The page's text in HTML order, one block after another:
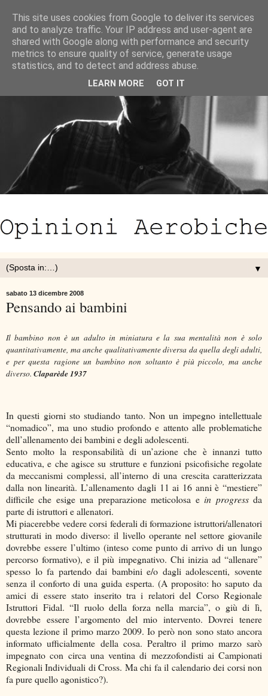
▼
sabato 13 dicembre 2008
Pensando ai bambini
Il bambino non è un adulto in miniatura e la sua mentalità non è solo
quantitativamente, ma anche qualitativamente diversa da quella degli adulti,
e per questa ragione un bambino non soltanto è più piccolo, ma anche
diverso. Claparède 1937
In questi giorni sto studiando tanto. Non un impegno intellettuale
“nomadico”, ma uno studio profondo e attento alle problematiche
dell’allenamento dei bambini e degli adolescenti.
Sento molto la responsabilità di un’azione che è innanzi tutto
educativa, e che agisce su strutture e funzioni psicofisiche regolate
da meccanismi complessi, all’interno di una crescita caratterizzata
dalla non linearità. L’allenamento dagli 11 ai 16 anni è “mestiere”
difficile che esige una preparazione meticolosa ein progressda
parte di istruttori e allenatori.
Mi piacerebbe vedere corsi federali di formazione istruttori/allenatori
strutturati in modo diverso: il livello operante nel settore giovanile
dovrebbe essere l’ultimo (inteso come punto di arrivo di un lungo
percorso formativo), e il più impegnativo. Chi inizia ad “allenare”
spesso lo fa partendo dai bambini e/o dagli adolescenti, sovente
senza il conforto di una guida esperta. (A proposito: ho saputo da
amici di essere stato inserito tra i relatori del Corso Regionale
Istruttori Fidal. “Il ruolo della forza nella marcia”, o giù di lì,
dovrebbe essere l’argomento del mio intervento. Dovrei tenere
questa lezione il primo marzo 2009. Io però non sono stato ancora
informato ufficialmente della cosa. Peraltro il primo marzo sarò
impegnato con circa una ventina di mezzofondisti ai Campionati
Regionali Individuali di Cross. Ma chi fa il calendario dei corsi non
fa pure quello agonistico?).
This site uses cookies from Google to deliver its services
and to analyze traffic. Your IP address and user-agent are
shared with Google along with performance and security
metrics to ensure quality of service, generate usage
statistics, and to detect and address abuse.
LEARN MORE GOT IT